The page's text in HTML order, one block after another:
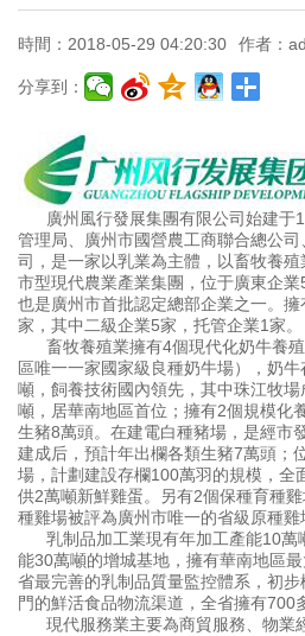
時間：2018-05-29 04:20:30 作者：
分享到：
廣州風行發展集團有限公司始建于
管理局、廣州市國營農工商聯合總公
司，是一家以乳業為主體，以畜牧養殖
市型現代農業產業集團，位于廣東企業
也是廣州市首批認定總部企業之一。
家，其中二級企業5家，托管企業1家。
畜牧養殖業擁有4個現代化奶牛養殖
區唯一一家國家級良種奶牛場），奶
噸，飼養技術國內領先，其中珠江牧場
噸，居華南地區首位；擁有2個規模化
生豬8萬頭。在建電白種豬場，是經市
建成后，預計年出欄各類生豬7萬頭；
場，計劃建設存欄100萬羽的規模，全
供2萬噸新鮮雞蛋。
另有2個保種育種
種雞場被評為廣州市唯一的省級原種雞
乳制品加工業現有年加工產能10萬
能30萬噸的增城基地，擁有華南地區
省最完善的乳制品質量監控體系，初
門的鮮活食品物流渠道，全省擁有700
現代服務業主要為商貿服務、物業